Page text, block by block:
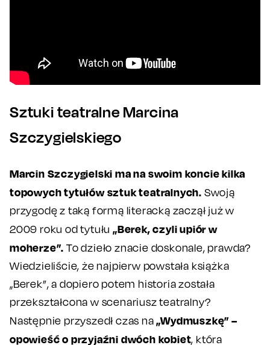
Sztuki teatralne Marcina
Szczygielskiego
Marcin Szczygielski ma na swoim koncie kilka
topowych tytułów sztuk teatralnych. Swoją
przygodę z taką formą literacką zaczął już w
2009 roku od tytułu„Berek, czyli upiór w
moherze”. To dzieło znacie doskonale, prawda?
Wiedzieliście, że najpierw powstała książka
„Berek”, a dopiero potem historia została
przekształcona w scenariusz teatralny?
Następnie przyszedł czas na„Wydmuszkę” –
opowieść o przyjaźni dwóch kobiet, która